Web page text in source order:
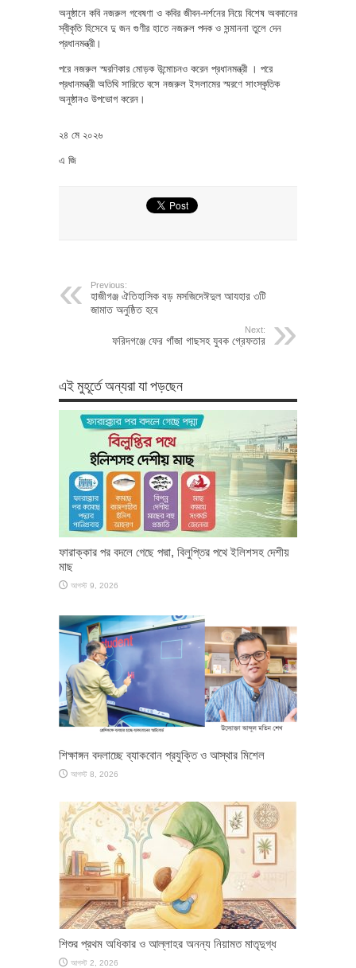
অনুষ্ঠানে কবি নজরুল গবেষণা ও কবির জীবন-দর্শনের নিয়ে বিশেষ অবদানের
স্বীকৃতি হিসেবে দু জন গুণীর হাতে নজরুল পদক ও সন্মাননা তুলে দেন
প্রধানমন্ত্রী।
পরে নজরুল স্মরণিকার মোড়ক উন্মোচনও করেন প্রধানমন্ত্রী । পরে
প্রধানমন্ত্রী অতিথি সারিতে বসে নজরুল ইসলামের স্মরণে সাংস্কৃতিক
অনুষ্ঠানও উপভোগ করেন।
২৪ মে ২০২৬
এ জি
Previous:
হাজীগঞ্জ ঐতিহাসিক বড় মসজিদেঈদুল আযহার ৩টি
জামাত অনুষ্ঠিত হবে
Next:
ফরিদগঞ্জে ফের গাঁজা গাছসহ যুবক গ্রেফতার
এই মুহূর্তে অন্যরা যা পড়ছেন
ফারাক্কার পর বদলে গেছে পদ্মা, বিলুপ্তির পথে ইলিশসহ দেশীয়
মাছ
আগস্ট 9, 2026
শিক্ষাঙ্গন বদলাচ্ছে ব্যাকবোন প্রযুক্তি ও আস্থার মিশেল
আগস্ট 8, 2026
শিশুর প্রথম অধিকার ও আল্লাহর অনন্য নিয়ামত মাতৃদুগ্ধ
আগস্ট 2, 2026